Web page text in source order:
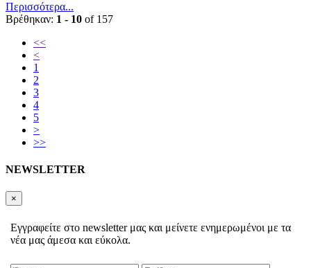
Περισσότερα...
Βρέθηκαν: 1 - 10 of 157
<<
<
1
2
3
4
5
>
>>
NEWSLETTER
×
Εγγραφείτε στο newsletter μας και μείνετε ενημερωμένοι με τα
νέα μας άμεσα και εύκολα.